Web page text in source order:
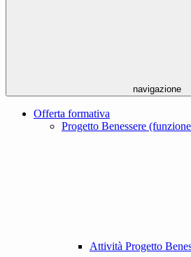
navigazione
Offerta formativa
Progetto Benessere
Attività Progetto